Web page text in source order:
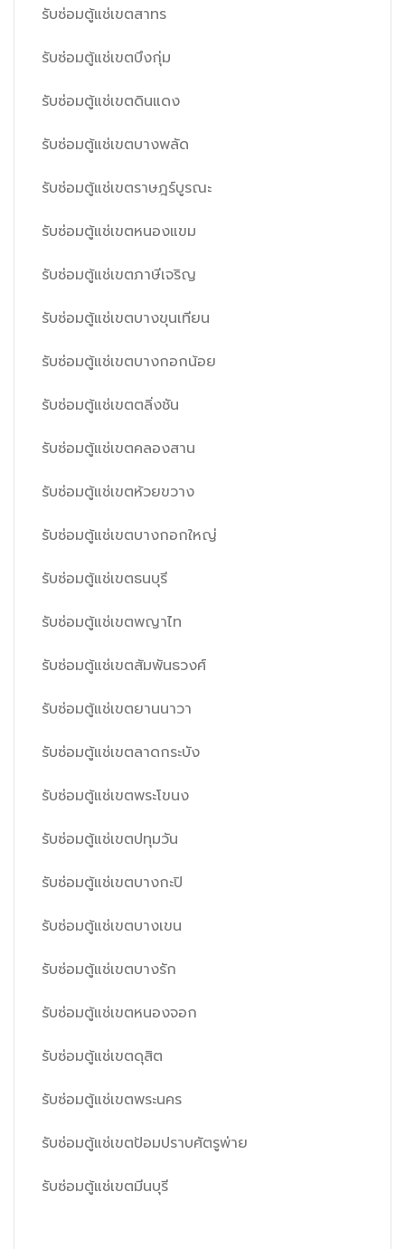
รับซ่อมตู้แช่เขตสาทร
รับซ่อมตู้แช่เขตบึงกุ่ม
รับซ่อมตู้แช่เขตดินแดง
รับซ่อมตู้แช่เขตบางพลัด
รับซ่อมตู้แช่เขตราษฎร์บูรณะ
รับซ่อมตู้แช่เขตหนองแขม
รับซ่อมตู้แช่เขตภาษีเจริญ
รับซ่อมตู้แช่เขตบางขุนเทียน
รับซ่อมตู้แช่เขตบางกอกน้อย
รับซ่อมตู้แช่เขตตลิ่งชัน
รับซ่อมตู้แช่เขตคลองสาน
รับซ่อมตู้แช่เขตห้วยขวาง
รับซ่อมตู้แช่เขตบางกอกใหญ่
รับซ่อมตู้แช่เขตธนบุรี
รับซ่อมตู้แช่เขตพญาไท
รับซ่อมตู้แช่เขตสัมพันธวงศ์
รับซ่อมตู้แช่เขตยานนาวา
รับซ่อมตู้แช่เขตลาดกระบัง
รับซ่อมตู้แช่เขตพระโขนง
รับซ่อมตู้แช่เขตปทุมวัน
รับซ่อมตู้แช่เขตบางกะปิ
รับซ่อมตู้แช่เขตบางเขน
รับซ่อมตู้แช่เขตบางรัก
รับซ่อมตู้แช่เขตหนองจอก
รับซ่อมตู้แช่เขตดุสิต
รับซ่อมตู้แช่เขตพระนคร
รับซ่อมตู้แช่เขตป้อมปราบศัตรูพ่าย
รับซ่อมตู้แช่เขตมีนบุรี